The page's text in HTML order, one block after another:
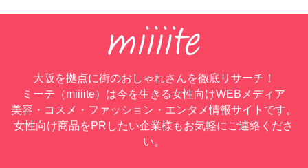
大阪を拠点に街のおしゃれさんを徹底リサーチ！
ミーテ（miiiite）は今を生きる女性向けWEBメディア
美容・コスメ・ファッション・エンタメ情報サイトです。
女性向け商品をPRしたい企業様もお気軽にご連絡くださ
い。